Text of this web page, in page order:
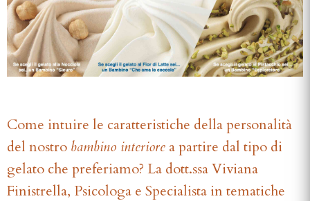
Come intuire le caratteristiche della personalità
del nostro bambino interiore a partire dal tipo di
gelato che preferiamo? La dott.ssa Viviana
Finistrella, Psicologa e Specialista in tematiche